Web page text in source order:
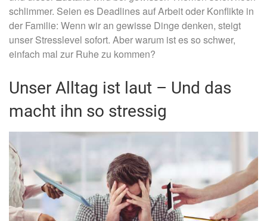
schlimmer. Seien es Deadlines auf Arbeit oder Konflikte in
der Familie: Wenn wir an gewisse Dinge denken, steigt
unser Stresslevel sofort. Aber warum ist es so schwer,
einfach mal zur Ruhe zu kommen?
Unser Alltag ist laut – Und das
macht ihn so stressig